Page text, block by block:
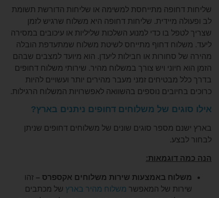
מתייחסת למשימה או שליחות הדורשת תשומת
מיידית. שליחות דחופה היא משלוח שרגיש לזמן
בו כדי למנוע השלכות שליליות או עיכובים במסירה
דחוף מתייחס לשיטת משלוח שמתעדפת הובלה
סחורות או חבילות ליעדן. הוא מיועד למצבים שבהם
חיוני ויש צורך במשלוח מהיר. שירותי משלוח דחופים
מבטיחים זמני מעבר מהירים יותר ועשויים להיות
נוספים בהשוואה לאפשרויות המשלוח הרגילות.
של משלוחים דחופים ניתנים בארץ?
מספר סוגים שונים של משלוחים דחופים שניתן
דוגמאות:
באמצעות שירות משלוחים אקספרס – זהו
של המאפשרמשלוח מהיר בארץ של מכתבים